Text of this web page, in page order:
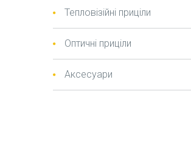
Тепловізійні приціли
Оптичні приціли
Аксесуари